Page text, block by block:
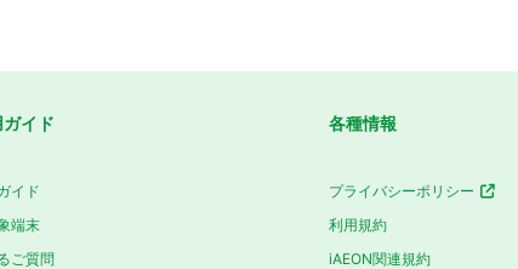
イド
イド
端末
ご質問
各種情報
プライバシーポリシー
利用規約
iAEON関連規約